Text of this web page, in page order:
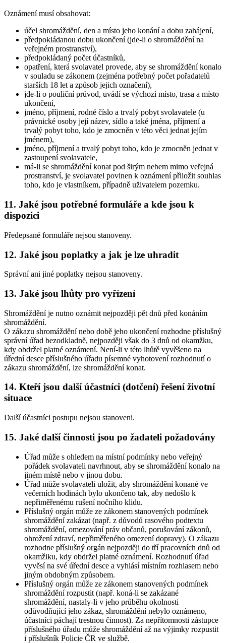
Oznámení musí obsahovat:
účel shromáždění, den a místo jeho konání a dobu zahájení,
předpokládanou dobu ukončení (jde-li o shromáždění na
veřejném prostranství),
předpokládaný počet účastníků,
opatření, která svolavatel provede, aby se shromáždění konalo
v souladu se zákonem (zejména potřebný počet pořadatelů
starších 18 let a způsob jejich označení),
jde-li o pouliční průvod, uvádí se výchozí místo, trasa a místo
ukončení,
jméno, příjmení, rodné číslo a trvalý pobyt svolavatele (u
právnické osoby její název, sídlo a také jména, příjmení a
trvalý pobyt toho, kdo je zmocněn v této věci jednat jejím
jménem),
jméno, příjmení a trvalý pobyt toho, kdo je zmocněn jednat v
zastoupení svolavatele,
má-li se shromáždění konat pod širým nebem mimo veřejná
prostranství, je svolavatel povinen k oznámení přiložit souhlas
toho, kdo je vlastníkem, případně uživatelem pozemku.
11. Jaké jsou potřebné formuláře a kde jsou k
dispozici
Předepsané formuláře nejsou stanoveny.
12. Jaké jsou poplatky a jak je lze uhradit
Správní ani jiné poplatky nejsou stanoveny.
13. Jaké jsou lhůty pro vyřízení
Shromáždění je nutno oznámit nejpozději pět dnů před konáním
shromáždění.
O zákazu shromáždění nebo době jeho ukončení rozhodne příslušný
správní úřad bezodkladně, nejpozději však do 3 dnů od okamžku,
kdy obdržel platné oznámení. Není-li v této lhůtě vyvěšeno na
úřední desce příslušného úřadu písemné vyhotovení rozhodnutí o
zákazu shromáždění, lze shromáždění konat.
14. Kteří jsou další účastníci (dotčení) řešení životní
situace
Další účastníci postupu nejsou stanoveni.
15. Jaké další činnosti jsou po žadateli požadovány
Úřad může s ohledem na místní podmínky nebo veřejný
pořádek svolavateli navrhnout, aby se shromáždění konalo na
jiném místě nebo v jinou dobu.
Úřad může svolavateli uložit, aby shromáždění konané ve
večerních hodinách bylo ukončeno tak, aby nedošlo k
nepřiměřenému rušení nočního klidu.
Příslušný orgán může ze zákonem stanovených podmínek
shromáždění zakázat (např. z důvodů rasového podtextu
shromáždění, omezování práv občanů, porušování zákonů,
ohrožení zdraví, nepřiměřeného omezení dopravy). O zákazu
rozhodne příslušný orgán nejpozději do tří pracovních dnů od
okamžiku, kdy obdržel platné oznámení. Rozhodnutí úřad
vyvěsí na své úřední desce a vyhlásí místním rozhlasem nebo
jiným obdobným způsobem.
Příslušný orgán může ze zákonem stanovených podmínek
shromáždění rozpustit (např. koná-li se zakázané
shromáždění, nastaly-li v jeho průběhu okolnosti
odůvodňující jeho zákaz, shromáždění nebylo oznámeno,
účastníci páchají trestnou činnost). Za nepřítomnosti zástupce
příslušného úřadu může shromáždění až na výjimky rozpustit
i příslušník Policie ČR ve službě.